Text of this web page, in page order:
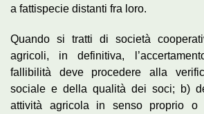
a fattispecie distanti fra loro.
Quando si tratti di società
agricoli, in definitiva,
fallibilità deve procedere alla
sociale e della qualità dei soci; b)
attività agricola in senso proprio o